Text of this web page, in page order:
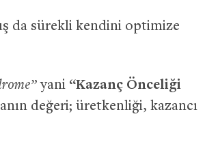
da sürekli kendini optimize
yani “Kazanç Önceliği
değeri; üretkenliği, kazancı